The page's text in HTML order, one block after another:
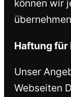
können wir
Haftung für
Unser
Webseiten